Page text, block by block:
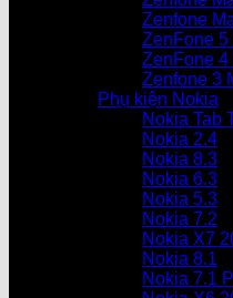
Zenfone
ZenFone 5
ZenFone 4
Zenfone 3
Phụ kiện Nokia
Nokia Tab
Nokia 2.4
Nokia 8.3
Nokia 6.3
Nokia 5.3
Nokia 7.2
Nokia X7
Nokia 8.1
Nokia 7.1